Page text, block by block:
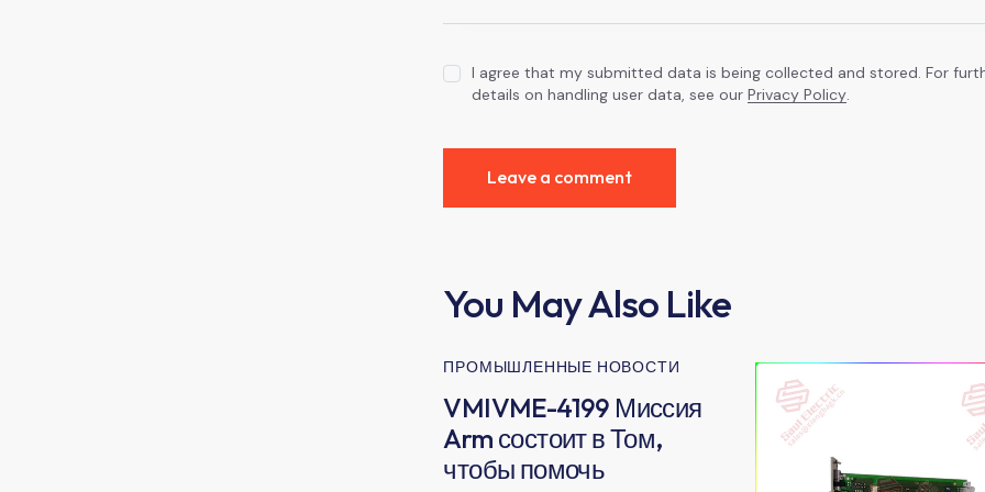
I agree that my submitted data is being collected and stored. For
details on handling user data, see our Privacy Policy.
You May Also Like
ПРОМЫШЛЕННЫЕ НОВОСТИ
VMIVME-4199 Миссия
Arm состоит в Том,
чтобы помочь